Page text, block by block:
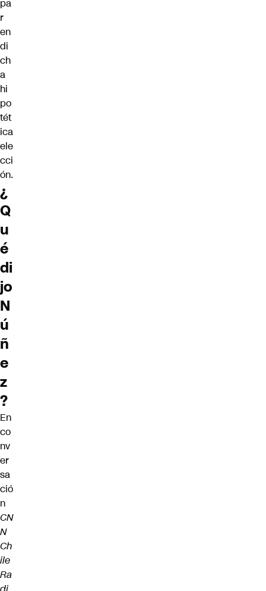
pa
r
en
di
ch
a
hi
po
tét
ica
ele
cci
ón.
¿
Q
u
é
di
jo
N
ú
ñ
e
z
?
En
co
nv
er
sa
ció
n
CN
N
Ch
ile
Ra